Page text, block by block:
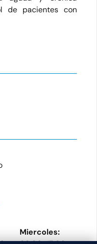
de pacientes con
Miercoles: